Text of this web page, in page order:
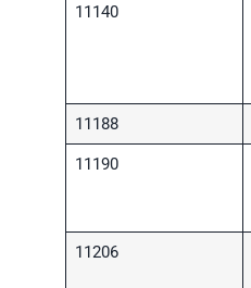
11140
11188
11190
11206